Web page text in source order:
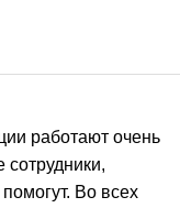
работают очень
Во всех